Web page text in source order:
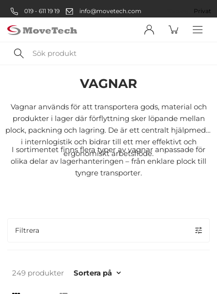
019 - 611 19 19 info@movetech.com Privat
Sök
produktLager Vagnar
VAGNAR
Vagnar används för att transportera gods, material och
produkter i lager där förflyttning sker löpande mellan
plock, packning och lagring. De är ett centralt hjälpmedel
i internlogistik och bidrar till ett mer effektivt och
ergonomiskt arbetsflöde.
I sortimentet finns flera typer av vagnar anpassade för
olika delar av lagerhanteringen – från enklare plock till
tyngre transporter.
Filtrera
249 produkter Sortera på
Välkommen! Välj hur du vill
handla:
Företag
Företag
Privatperson